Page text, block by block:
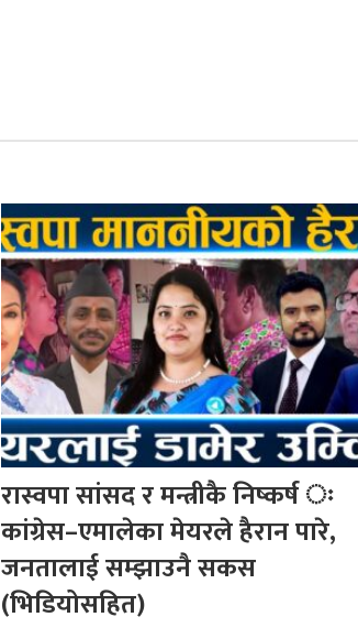
रास्वपा सांसद र मन्त्रीकै निष्कर्ष ः
कांग्रेस–एमालेका मेयरले हैरान पारे,
जनतालाई सम्झाउनै सकस
(भिडियोसहित)